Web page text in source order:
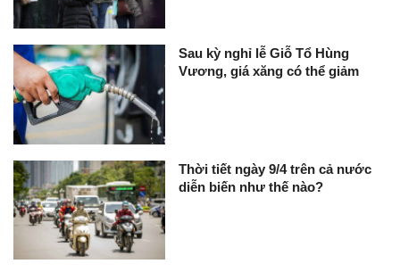
Sau kỳ nghỉ lễ Giỗ Tổ Hùng
Vương, giá xăng có thể giảm
Thời tiết ngày 9/4 trên cả nước
diễn biến như thế nào?